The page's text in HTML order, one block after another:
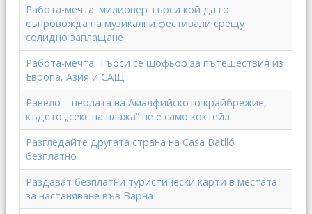
Работа-мечта: милионер търси кой да го
съпровожда на музикални фестивали срещу
солидно заплащане
Работа-мечта: Търси се шофьор за пътешествия из
Европа, Азия и САЩ
Равело – перлата на Амалфийското крайбрежие,
където „секс на плажа“ не е само коктейл
Разгледайте другата страна на Casa Batlló
безплатно
Раздават безплатни туристически карти в местата
за настаняване във Варна